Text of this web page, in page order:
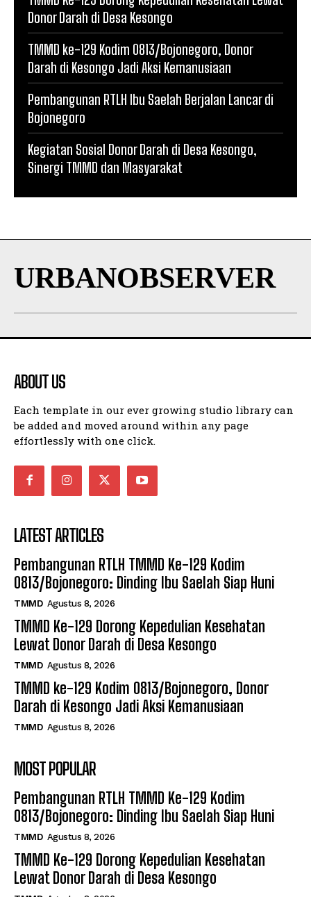
Donor Darah di Desa Kesongo
TMMD ke-129 Kodim 0813/Bojonegoro, Donor
Darah di Kesongo Jadi Aksi Kemanusiaan
Pembangunan RTLH Ibu Saelah Berjalan Lancar di
Bojonegoro
Kegiatan Sosial Donor Darah di Desa Kesongo,
Sinergi TMMD dan Masyarakat
URBANOBSERVER
ABOUT US
Each template in our ever growing studio library can
be added and moved around within any page
effortlessly with one click.
LATEST ARTICLES
Pembangunan RTLH TMMD Ke-129 Kodim
0813/Bojonegoro: Dinding Ibu Saelah Siap Huni
TMMD Agustus 8, 2026
TMMD Ke-129 Dorong Kepedulian Kesehatan
Lewat Donor Darah di Desa Kesongo
TMMD Agustus 8, 2026
TMMD ke-129 Kodim 0813/Bojonegoro, Donor
Darah di Kesongo Jadi Aksi Kemanusiaan
TMMD Agustus 8, 2026
MOST POPULAR
Pembangunan RTLH TMMD Ke-129 Kodim
0813/Bojonegoro: Dinding Ibu Saelah Siap Huni
TMMD Agustus 8, 2026
TMMD Ke-129 Dorong Kepedulian Kesehatan
Lewat Donor Darah di Desa Kesongo